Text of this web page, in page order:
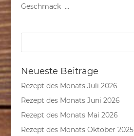
Geschmack ...
Neueste Beiträge
Rezept des Monats Juli 2026
Rezept des Monats Juni 2026
Rezept des Monats Mai 2026
Rezept des Monats Oktober 2025